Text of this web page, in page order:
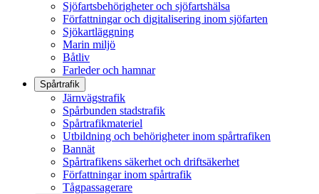
Sjöfartsbehörigheter och sjöfartshälsa
Författningar och digitalisering inom sjöfarten
Sjökartläggning
Marin miljö
Båtliv
Farleder och hamnar
Spårtrafik
Järnvägstrafik
Spårbunden stadstrafik
Spårtrafikmateriel
Utbildning och behörigheter inom spårtrafiken
Bannät
Spårtrafikens säkerhet och driftsäkerhet
Författningar inom spårtrafik
Tågpassagerare